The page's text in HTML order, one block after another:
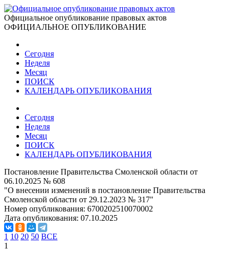
Официальное опубликование правовых актов
ОФИЦИАЛЬНОЕ ОПУБЛИКОВАНИЕ
Сегодня
Неделя
Месяц
ПОИСК
КАЛЕНДАРЬ ОПУБЛИКОВАНИЯ
Сегодня
Неделя
Месяц
ПОИСК
КАЛЕНДАРЬ ОПУБЛИКОВАНИЯ
Постановление Правительства Смоленской области от
06.10.2025 № 608
"О внесении изменений в постановление Правительства
Смоленской области от 29.12.2023 № 317"
Номер опубликования: 6700202510070002
Дата опубликования: 07.10.2025
1 10 20 50 ВСЕ
1